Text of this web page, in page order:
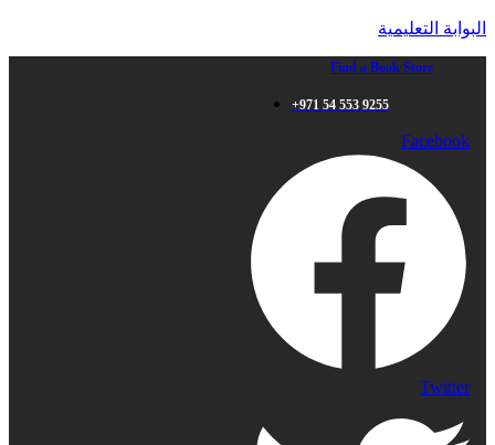
البوابة التعليمية
Find a Book Store
+971 54 553 9255
Facebook
Twitter